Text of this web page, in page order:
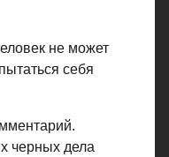
не может
себя
черных дела